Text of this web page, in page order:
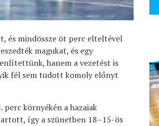
és mindössze öt perc elteltével
magukat, és egy
hanem a vezetést is
fél sem tudott komoly előnyt
környékén a hazaiak
így a szünetben 18–15-ös